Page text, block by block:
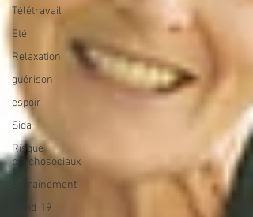
Télétravail
Eté
Relaxation
guérison
espoir
Sida
Risque
psychosociaux
Entrainement
covid-19